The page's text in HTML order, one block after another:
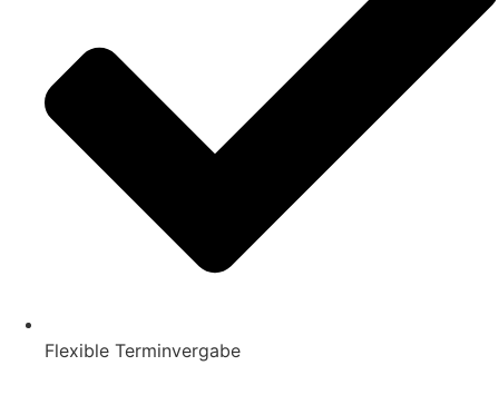
Flexible Terminvergabe